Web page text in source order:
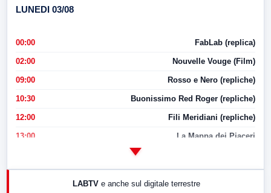
LUNEDI 03/08
00:00 FabLab (replica)
02:00 Nouvelle Vouge (Film)
09:00 Rosso e Nero (repliche)
10:30 Buonissimo Red Roger (repliche)
12:00 Fili Meridiani (repliche)
13:00 La Mappa dei Piaceri
LABTV e anche sul digitale terrestre